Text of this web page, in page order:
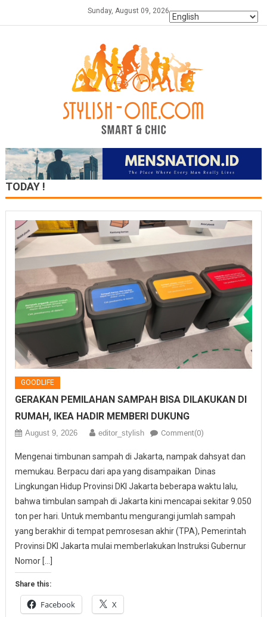
Sunday, August 09, 2026
TODAY !
GOODLIFE
GERAKAN PEMILAHAN SAMPAH BISA DILAKUKAN DI
RUMAH, IKEA HADIR MEMBERI DUKUNG
August 9, 2026 editor_stylish Comment(0)
Mengenai timbunan sampah di Jakarta, nampak dahsyat dan
memukau. Berpacu dari apa yang disampaikan Dinas
Lingkungan Hidup Provinsi DKI Jakarta beberapa waktu lalu,
bahwa timbulan sampah di Jakarta kini mencapai sekitar 9.050
ton per hari. Untuk membantu mengurangi jumlah sampah
yang berakhir di tempat pemrosesan akhir (TPA), Pemerintah
Provinsi DKI Jakarta mulai memberlakukan Instruksi Gubernur
Nomor […]
Share this:
Facebook X